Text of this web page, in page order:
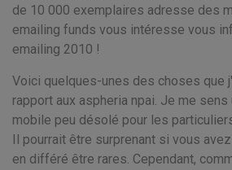
de 10 000 exemplaires adresse des
emailing funds vous intéresse vous
emailing 2010 !
Voici quelques-unes des choses que
rapport aux aspheria npai. Je me
mobile peu désolé pour les
Il pourrait être surprenant si vous
en différé être rares. Cependant,